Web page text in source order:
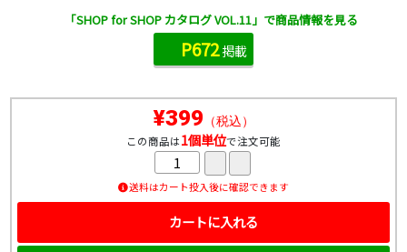
¥399 （税込）
この商品は1個単位で注文可能
送料はカート投入後に確認できます
カートに入れる
「SHOP for SHOP カタログ VOL.11」で商品情報を見る
P672掲載